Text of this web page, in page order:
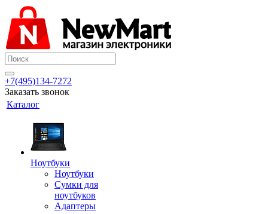
+7(495)134-7272
Заказать звонок
Каталог
Ноутбуки
Ноутбуки
Сумки для
ноутбуков
Адаптеры